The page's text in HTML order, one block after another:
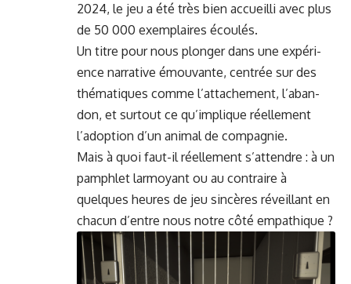
2024, le jeu a été très bien accueil­li avec plus
de 50 000 exem­plaires écoulés.
Un titre pour nous plonger dans une expéri­
ence nar­ra­tive émou­vante, cen­trée sur des
thé­ma­tiques comme l’at­tache­ment, l’a­ban­
don, et surtout ce qu’im­plique réelle­ment
l’adop­tion d’un ani­mal de compagnie.
Mais à quoi faut-il réelle­ment s’at­ten­dre : à un
pam­phlet lar­moy­ant ou au con­traire à
quelques heures de jeu sincères réveil­lant en
cha­cun d’en­tre nous notre côté empathique ?